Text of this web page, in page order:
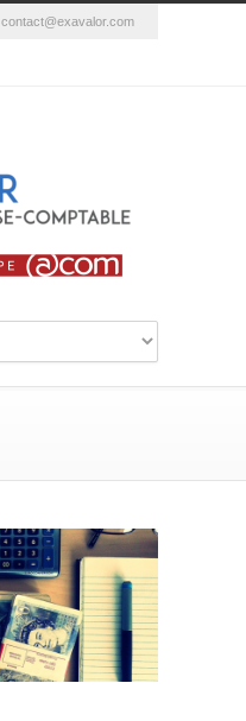
contact@exavalor.com